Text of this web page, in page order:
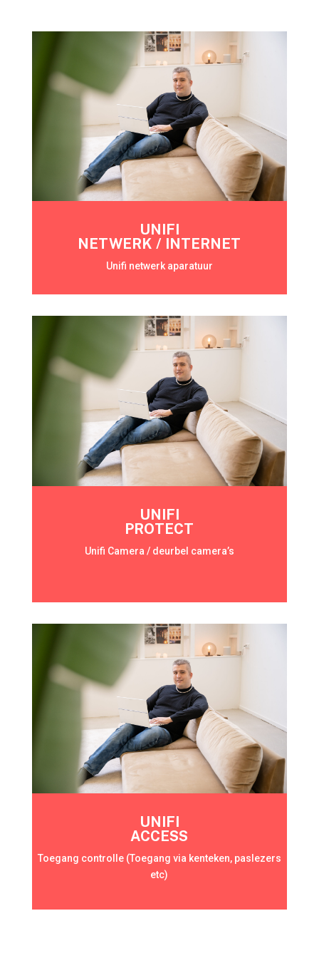
UNIFI
NETWERK / INTERNET
Unifi netwerk aparatuur
UNIFI
PROTECT
Unifi Camera / deurbel camera’s
UNIFI
ACCESS
Toegang controlle (Toegang via kenteken, paslezers
etc)